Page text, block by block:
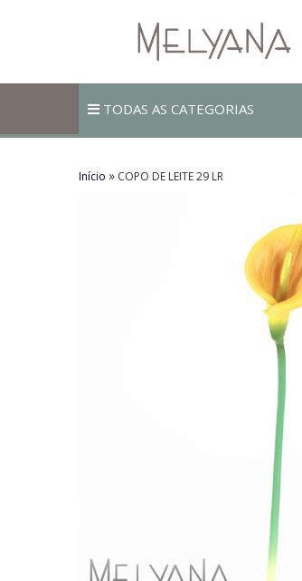
TODAS AS CATEGORIAS
Início » COPO DE LEITE 29 LR